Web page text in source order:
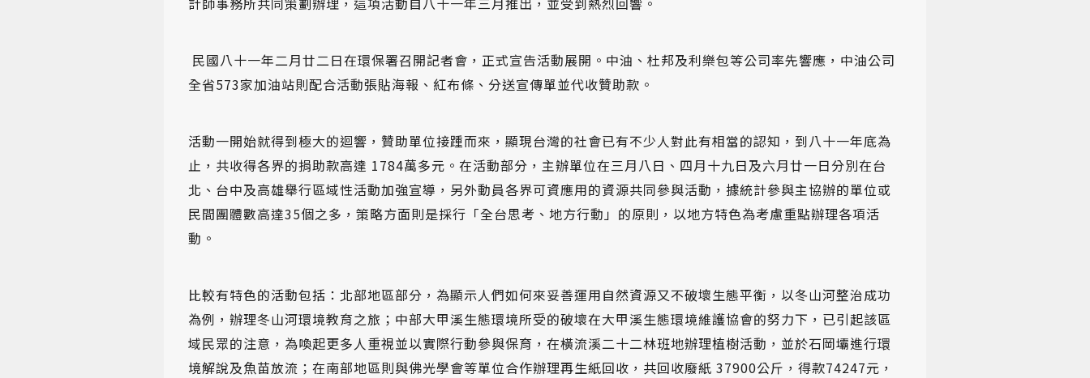
民國八十一年二月廿二日在環保署召開記者會，正式宣告活動展開。中油、杜邦及利樂包等公司率先響應，中油公司
全省573家加油站則配合活動張貼海報、紅布條、分送宣傳單並代收贊助款。
活動一開始就得到極大的迴響，贊助單位接踵而來，顯現台灣的社會已有不少人對此有相當的認知，到八十一年底為
止，共收得各界的捐助款高達 1784萬多元。在活動部分，主辦單位在三月八日、四月十九日及六月廿一日分別在台
北、台中及高雄舉行區域性活動加強宣導，另外動員各界可資應用的資源共同參與活動，據統計參與主協辦的單位或
民間團體數高達35個之多，策略方面則是採行「全台思考、地方行動」的原則，以地方特色為考慮重點辦理各項活
動。
比較有特色的活動包括：北部地區部分，為顯示人們如何來妥善運用自然資源又不破壞生態平衡，以冬山河整治成功
為例，辦理冬山河環境教育之旅；中部大甲溪生態環境所受的破壞在大甲溪生態環境維護協會的努力下，已引起該區
域民眾的注意，為喚起更多人重視並以實際行動參與保育，在橫流溪二十二林班地辦理植樹活動，並於石岡壩進行環
境解說及魚苗放流；在南部地區則與佛光學會等單位合作辦理再生紙回收，共回收廢紙 37900公斤，得款74247元，